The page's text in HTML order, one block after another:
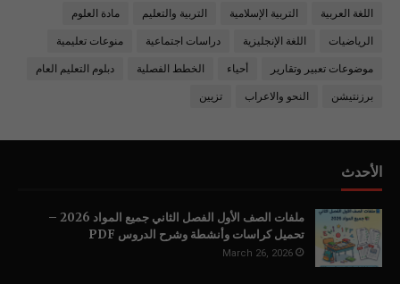
اللغة العربية التربية الإسلامية التربية والتعليم مادة العلوم
الرياضيات اللغة الإنجليزية دراسات اجتماعية منوعات تعليمية
موضوعات تعبير وتقارير أحياء الخطط الفصلية دبلوم التعليم العام
برزنتيشن النحو والاعراب تزيين
الأحدث
ملفات الصف الأول الفصل الثاني جميع المواد 2026 –
تحميل كراسات وأنشطة وشرح الدروس PDF
March 26, 2026